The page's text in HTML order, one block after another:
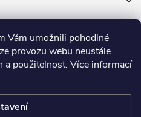
Vám umožnili pohodlné
provozu webu neustále
a použitelnost. Více informací